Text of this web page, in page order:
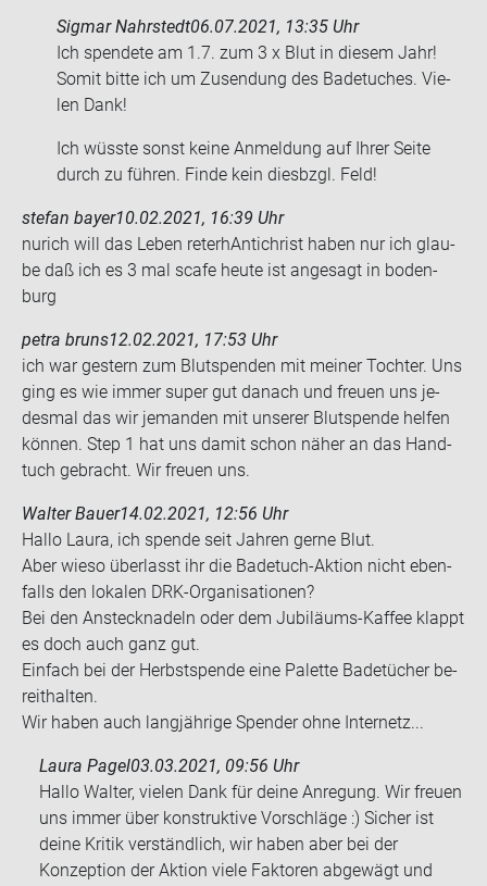
Sigmar Nahrstedt06.07.2021, 13:35 Uhr
Ich spen­de­te am 1.7. zum 3 x Blut in die­sem Jahr!
Somit bitte ich um Zu­sen­dung des Ba­de­tu­ches. Vie­
len Dank!
Ich wüss­te sonst keine An­mel­dung auf Ihrer Seite
durch zu füh­ren. Finde kein dies­bzgl. Feld!
stefan bayer10.02.2021, 16:39 Uhr
nurich will das Leben re­ter­hAn­ti­christ haben nur ich glau­
be daß ich es 3 mal scafe heute ist an­ge­sagt in bo­den­
burg
petra bruns12.02.2021, 17:53 Uhr
ich war ges­tern zum Blut­spen­den mit mei­ner Toch­ter. Uns
ging es wie immer super gut da­nach und freu­en uns je­
des­mal das wir je­man­den mit un­se­rer Blut­spen­de hel­fen
kön­nen. Step 1 hat uns damit schon näher an das Hand­
tuch ge­bracht. Wir freu­en uns.
Walter Bauer14.02.2021, 12:56 Uhr
Hallo Laura, ich spen­de seit Jah­ren gerne Blut.
Aber wieso über­lasst ihr die Badetuch-​Aktion nicht eben­
falls den lo­ka­len DRK-​Organisationen?
Bei den An­steck­na­deln oder dem Jubiläums-​Kaffee klappt
es doch auch ganz gut.
Ein­fach bei der Herbst­spen­de eine Pa­let­te Ba­de­tü­cher be­
reit­hal­ten.
Wir haben auch lang­jäh­ri­ge Spen­der ohne In­ter­netz...
Laura Pagel03.03.2021, 09:56 Uhr
Hallo Walter, vielen Dank für deine Anregung. Wir freuen
uns immer über konstruktive Vorschläge :) Sicher ist
deine Kritik verständlich, wir haben aber bei der
Konzeption der Aktion viele Faktoren abgewägt und